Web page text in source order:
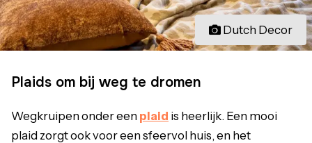
Dutch Decor
Plaids om bij weg te dromen
Wegkruipen onder een plaid is heerlijk. Een mooi
plaid zorgt ook voor een sfeervol huis, en het